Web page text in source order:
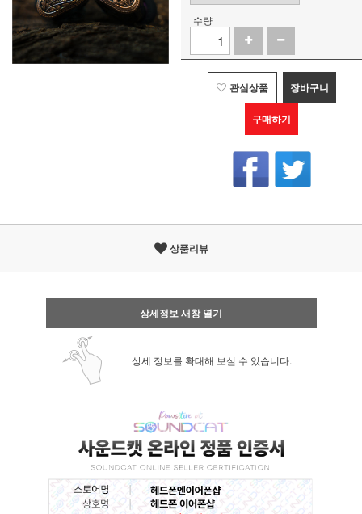
수량
관심상품 장바구니
구매하기
상품리뷰
상세정보 새창 열기
상세 정보를 확대해 보실 수 있습니다.